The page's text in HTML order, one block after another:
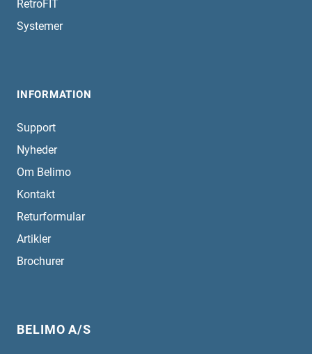
RetroFIT
Systemer
INFORMATION
Support
Nyheder
Om Belimo
Kontakt
Returformular
Artikler
Brochurer
BELIMO A/S